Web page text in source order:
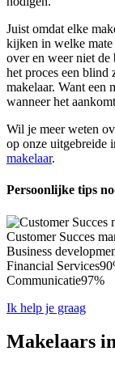
Juist omdat elke
kijken in welke mate
over en weer niet de
het proces een blind
makelaar. Want een
wanneer het
Wil je meer weten
op onze uitgebreide
makelaar.
Persoonlijke tips
Customer Succes
Business
Financial Services
Communicatie97%
Ik help je graag
Makelaars